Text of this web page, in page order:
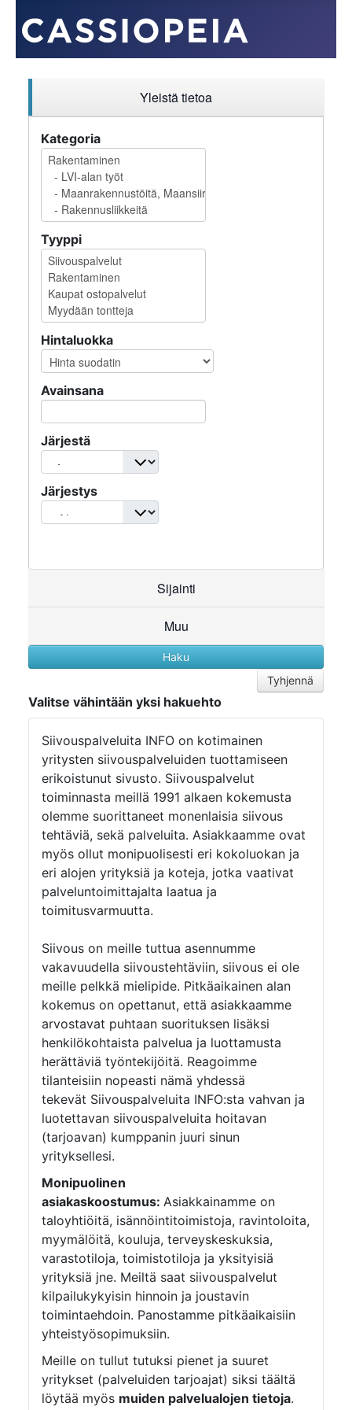
Yleistä tietoa
Kategoria
Tyyppi
Hintaluokka
Avainsana
Järjestä
Järjestys
Sijainti
Muu
Tyhjennä
Valitse vähintään yksi hakuehto
Siivouspalveluita INFO on kotimainen
yritysten siivouspalveluiden tuottamiseen
erikoistunut sivusto. Siivouspalvelut
toiminnasta meillä 1991 alkaen kokemusta
olemme suorittaneet monenlaisia siivous
tehtäviä, sekä palveluita. Asiakkaamme ovat
myös ollut monipuolisesti eri kokoluokan ja
eri alojen yrityksiä ja koteja, jotka vaativat
palveluntoimittajalta laatua ja
toimitusvarmuutta.
Siivous on meille tuttua asennumme
vakavuudella siivoustehtäviin, siivous ei ole
meille pelkkä mielipide. Pitkäaikainen alan
kokemus on opettanut, että asiakkaamme
arvostavat puhtaan suorituksen lisäksi
henkilökohtaista palvelua ja luottamusta
herättäviä työntekijöitä. Reagoimme
tilanteisiin nopeasti nämä yhdessä
tekevät Siivouspalveluita INFO:sta vahvan ja
luotettavan siivouspalveluita hoitavan
(tarjoavan) kumppanin juuri sinun
yrityksellesi.
Monipuolinen
asiakaskoostumus: Asiakkainamme on
taloyhtiöitä, isännöintitoimistoja, ravintoloita,
myymälöitä, kouluja, terveyskeskuksia,
varastotiloja, toimistotiloja ja yksityisiä
yrityksiä jne. Meiltä saat siivouspalvelut
kilpailukykyisin hinnoin ja joustavin
toimintaehdoin. Panostamme pitkäaikaisiin
yhteistyösopimuksiin.
Meille on tullut tutuksi pienet ja suuret
yritykset (palveluiden tarjoajat) siksi täältä
löytää myös muiden palvelualojen tietoja.